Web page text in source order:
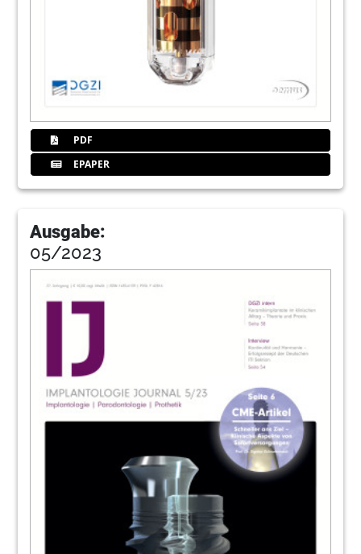
PDF
EPAPER
Ausgabe:
05/2023